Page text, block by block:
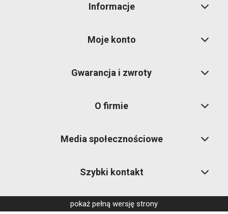
Informacje
Moje konto
Gwarancja i zwroty
O firmie
Media społecznościowe
Szybki kontakt
pokaż pełną wersję strony